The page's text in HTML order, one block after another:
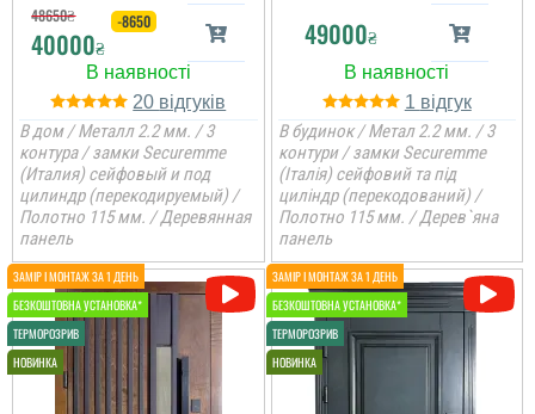
Іван
Ярік
48650₴
40000₴
-8650
20
В дом / Металл 2.2 мм. / 3
контура / замки Securemme
(Италия) сейфовый и под
цилиндр (перекодируемый) /
Полотно 115 мм. / Деревянная
панель
49000₴
1
В будинок / Метал 2.2 мм. / 3
контури / замки Securemme
(Італія) сейфовий та під
циліндр (перекодований) /
Полотно 115 мм. / Дерев`яна
панель